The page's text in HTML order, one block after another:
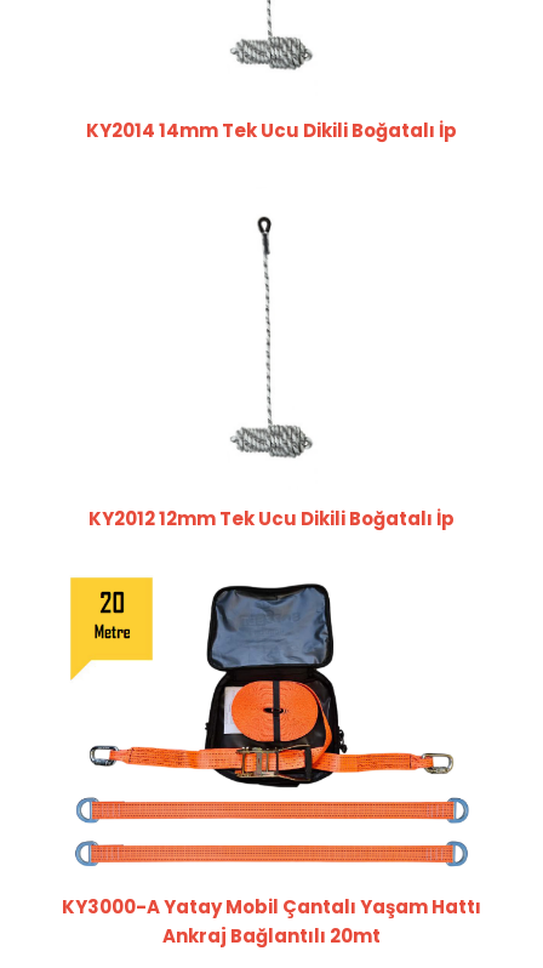
KY2014 14mm Tek Ucu Dikili Boğatalı İp
KY2012 12mm Tek Ucu Dikili Boğatalı İp
KY3000-A Yatay Mobil Çantalı Yaşam Hattı
Ankraj Bağlantılı 20mt